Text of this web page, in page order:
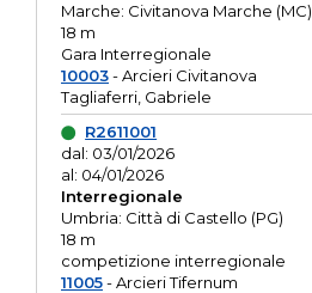
Marche: Civitanova Marche (MC)
18 m
Gara Interregionale
10003- Arcieri Civitanova
Tagliaferri, Gabriele
R2611001
dal: 03/01/2026
al: 04/01/2026
Interregionale
Umbria: Città di Castello (PG)
18 m
competizione interregionale
11005- Arcieri Tifernum